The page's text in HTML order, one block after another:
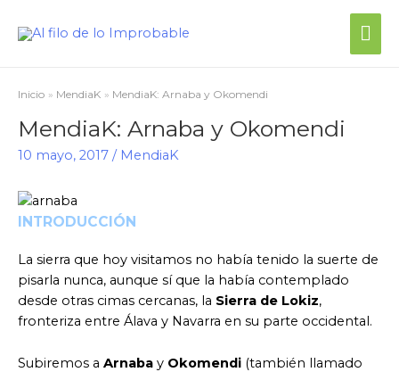
Inicio MendiaK MendiaK: Arnaba y Okomendi
MendiaK: Arnaba y Okomendi
10 mayo, 2017 / MendiaK
INTRODUCCIÓN
La sierra que hoy visitamos no había tenido la suerte de
pisarla nunca, aunque sí que la había contemplado
desde otras cimas cercanas, la Sierra de Lokiz,
fronteriza entre Álava y Navarra en su parte occidental.
Subiremos a Arnaba y Okomendi (también llamado